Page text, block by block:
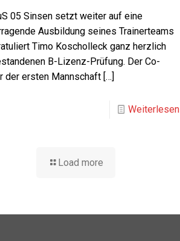
05 Sinsen setzt weiter auf eine
Ausbildung seines Trainerteams
Timo Koscholleck ganz herzlich
B-Lizenz-Prüfung. Der Co-
der ersten Mannschaft[…]
Weiterlesen
Load more